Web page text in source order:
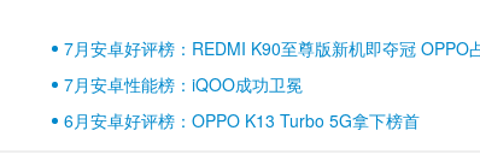
7月安卓好评榜：REDMI K90至尊版新机即夺冠 OPPO
壁江山
7月安卓性能榜：iQOO成功卫冕
6月安卓好评榜：OPPO K13 Turbo 5G拿下榜首